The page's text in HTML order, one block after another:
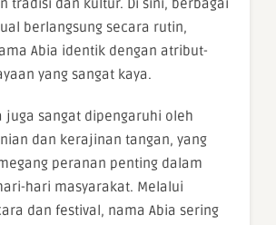
tradisi dan kultur. Di sini, berbagai
berlangsung secara rutin,
Abia identik dengan atribut-
yang sangat kaya.
juga sangat dipengaruhi oleh
dan kerajinan tangan, yang
peranan penting dalam
hari masyarakat. Melalui
dan festival, nama Abia sering